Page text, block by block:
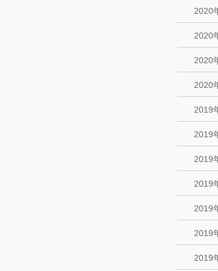
2020
2020
2020
2020
2019
2019
2019
2019
2019
2019
2019